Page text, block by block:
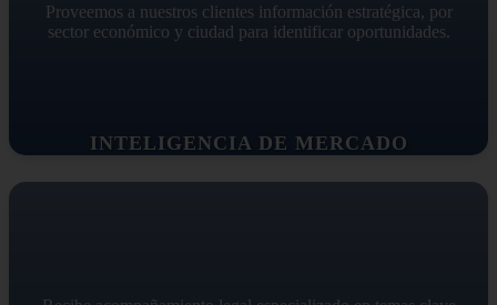
INTELIGENCIA DE MERCADO
Proveemos a nuestros clientes información estratégica, por
sector económico y ciudad para identificar oportunidades.